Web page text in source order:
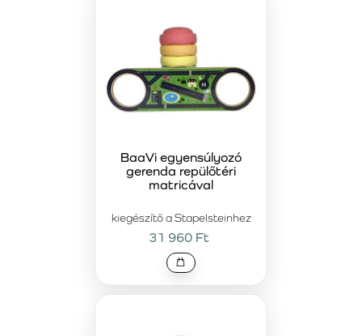
kiegészítő a Stapelsteinhez
BaaVi egyensúlyozó
gerenda repülőtéri
matricával
31 960 Ft